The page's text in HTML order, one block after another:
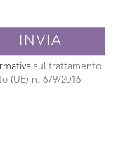
sul trattamento
(UE) n. 679/2016